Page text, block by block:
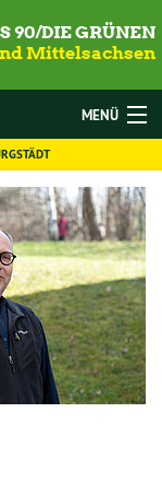
90/DIE GRÜNEN
Mittelsachsen
MENÜ